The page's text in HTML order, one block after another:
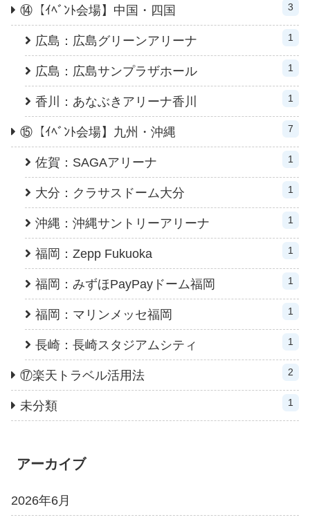
⑭【ｲﾍﾞﾝﾄ会場】中国・四国 3
広島：広島グリーンアリーナ 1
広島：広島サンプラザホール 1
香川：あなぶきアリーナ香川 1
⑮【ｲﾍﾞﾝﾄ会場】九州・沖縄 7
佐賀：SAGAアリーナ 1
大分：クラサスドーム大分 1
沖縄：沖縄サントリーアリーナ 1
福岡：Zepp Fukuoka 1
福岡：みずほPayPayドーム福岡 1
福岡：マリンメッセ福岡 1
長崎：長崎スタジアムシティ 1
⑰楽天トラベル活用法 2
未分類 1
アーカイブ
2026年6月